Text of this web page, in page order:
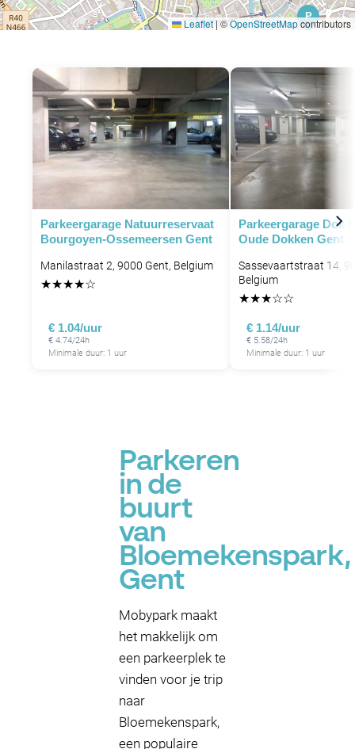
P
Leaflet |©OpenStreetMapcontributors
Parkeergarage Natuurreservaat
Bourgoyen-Ossemeersen Gent
Manilastraat 2, 9000 Gent, Belgium
★★★★☆
€ 1.04/uur
€ 4.74/24h
Minimale duur: 1 uur
Parkeergarage Dok
Oude Dokken Gent
Sassevaartstraat 14,
Belgium
★★★☆☆
€ 1.14/uur
€ 5.58/24h
Minimale duur: 1 uur
Parkeren
in de
buurt
van
Bloemekenspark,
Gent
Mobypark maakt
het makkelijk om
een parkeerplek te
vinden voor je trip
naar
Bloemekenspark,
een populaire